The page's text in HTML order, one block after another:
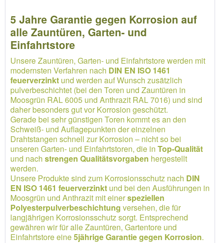
5 Jahre Garantie gegen Korrosion auf
alle Zauntüren, Garten- und
Einfahrtstore
Unsere Zauntüren, Garten- und Einfahrtstore werden mit
modernsten Verfahren nach DIN EN ISO 1461
feuerverzinkt und werden auf Wunsch zusätzlich
pulverbeschichtet (bei den Toren und Zauntüren in
Moosgrün RAL 6005 und Anthrazit RAL 7016) und sind
daher besonders gut vor Korrosion geschützt.
Gerade bei sehr günstigen Toren kommt es an den
Schweiß- und Auflagepunkten der einzelnen
Drahtstangen schnell zur Korrosion – nicht so bei
unseren Garten- und Einfahrtstoren, die in Top-Qualität
und nach strengen Qualitätsvorgaben hergestellt
werden.
Unsere Produkte sind zum Korrosionsschutz nach DIN
EN ISO 1461 feuerverzinkt und bei den Ausführungen in
Moosgrün und Anthrazit mit einerspeziellen
Polyesterpulverbeschichtung versehen, die für
langjährigen Korrosionsschutz sorgt. Entsprechend
gewähren wir für alle Zauntüren, Gartentore und
Einfahrtstore eine5jährige Garantie gegen Korrosion.